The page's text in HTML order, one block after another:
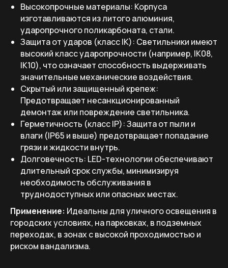
Высокопрочные материалы: Корпуса
изготавливаются из литого алюминия,
ударопрочного поликарбоната, стали.
Защита от ударов (класс IK): Светильники имеют
высокий класс ударопрочности (например, IK08,
IK10), что означает способность выдерживать
значительные механические воздействия.
Скрытый или защищенный крепеж:
Предотвращает несанкционированный
демонтаж или повреждение светильника.
Герметичность (класс IP): Защита от пыли и
влаги (IP65 и выше) предотвращает попадание
грязи и жидкости внутрь.
Долговечность: LED-технологии обеспечивают
длительный срок службы, минимизируя
необходимость обслуживания в
труднодоступных или опасных местах.
Применение: Идеальны для уличного освещения в
городских условиях, на парковках, в подземных
переходах, в зонах с высокой проходимостью и
риском вандализма.